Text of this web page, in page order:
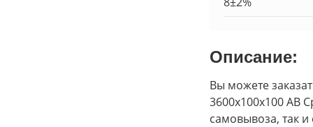
Описание:
Вы можете
3600х100х100 АВ
самовывоза, так